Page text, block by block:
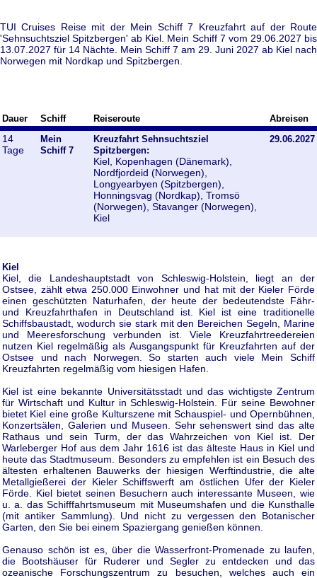
TUI Cruises Reise mit der Mein Schiff 7 Kreuzfahrt auf der Route
'Sehnsuchtsziel Spitzbergen' ab Kiel. Mein Schiff 7 vom 29.06.2027 bis
13.07.2027 für 14 Nächte. Mein Schiff 7 am 29. Juni 2027 ab Kiel nach
Norwegen mit Nordkap und Spitzbergen.
Dauer Schiff Reiseroute Abreisen
14
Tage
Mein
Schiff 7
Kreuzfahrt Sehnsuchtsziel
Spitzbergen:
Kiel, Kopenhagen (Dänemark),
Nordfjordeid (Norwegen),
Longyearbyen (Spitzbergen),
Honningsvag (Nordkap), Tromsö
(Norwegen), Stavanger (Norwegen),
Kiel
29.06.2027
Kiel
Kiel, die Landeshauptstadt von Schleswig-Holstein, liegt an der
Ostsee, zählt etwa 250.000 Einwohner und hat mit der Kieler Förde
einen geschützten Naturhafen, der heute der bedeutendste Fähr-
und Kreuzfahrthafen in Deutschland ist. Kiel ist eine traditionelle
Schiffsbaustadt, wodurch sie stark mit den Bereichen Segeln, Marine
und Meeresforschung verbunden ist. Viele Kreuzfahrtreedereien
nutzen Kiel regelmäßig als Ausgangspunkt für Kreuzfahrten auf der
Ostsee und nach Norwegen. So starten auch viele Mein Schiff
Kreuzfahrten regelmäßig vom hiesigen Hafen.
Kiel ist eine bekannte Universitätsstadt und das wichtigste Zentrum
für Wirtschaft und Kultur in Schleswig-Holstein. Für seine Bewohner
bietet Kiel eine große Kulturszene mit Schauspiel- und Opernbühnen,
Konzertsälen, Galerien und Museen. Sehr sehenswert sind das alte
Rathaus und sein Turm, der das Wahrzeichen von Kiel ist. Der
Warleberger Hof aus dem Jahr 1616 ist das älteste Haus in Kiel und
heute das Stadtmuseum. Besonders zu empfehlen ist ein Besuch des
ältesten erhaltenen Bauwerks der hiesigen Werftindustrie, die alte
Metallgießerei der Kieler Schiffswerft am östlichen Ufer der Kieler
Förde. Kiel bietet seinen Besuchern auch interessante Museen, wie
u. a. das Schifffahrtsmuseum mit Museumshafen und die Kunsthalle
(mit antiker Sammlung). Und nicht zu vergessen den Botanischer
Garten, den Sie bei einem Spaziergang genießen können.
Genauso schön ist es, über die Wasserfront-Promenade zu laufen,
die Bootshäuser für Ruderer und Segler zu entdecken und das
ozeanische Forschungszentrum zu besuchen, welches auch ein